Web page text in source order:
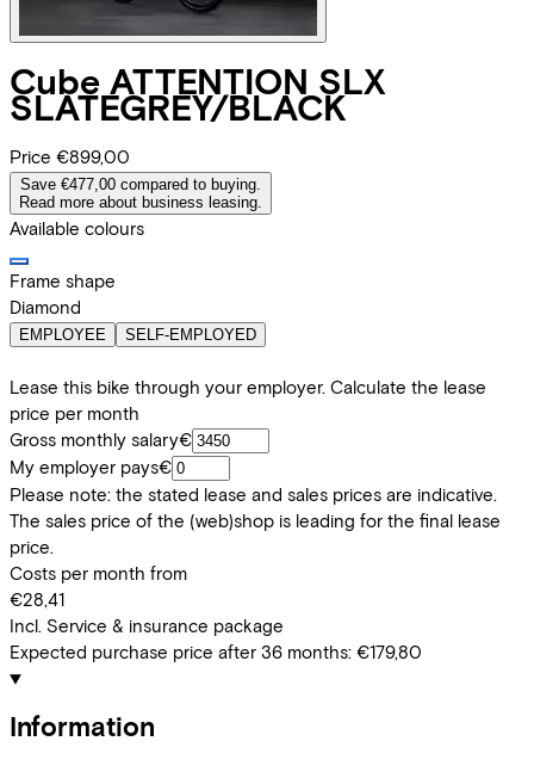
Cube ATTENTION SLX
SLATEGREY/BLACK
Price €899,00
Save €477,00 compared to buying.
Read more about business leasing.
Available colours
Frame shape
Diamond
EMPLOYEE SELF-EMPLOYED
Lease this bike through your employer. Calculate the lease
price per month
Gross monthly salary€
My employer pays€
Please note: the stated lease and sales prices are indicative.
The sales price of the (web)shop is leading for the final lease
price.
Costs per month from
€28,41
Incl. Service & insurance package
Expected purchase price after 36 months: €179,80
Information